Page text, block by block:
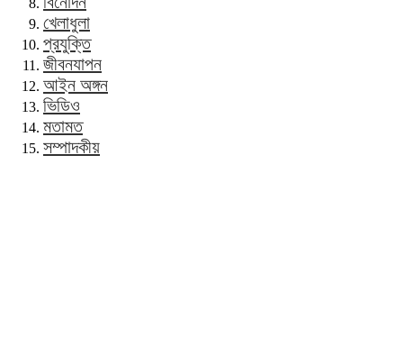
খেলাধুলা
প্রযুক্তি
জীবনযাপন
আইন অঙ্গন
ভিডিও
মতামত
সম্পাদকীয়